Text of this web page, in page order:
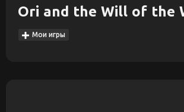
Ori and the Will of the
Мои игры